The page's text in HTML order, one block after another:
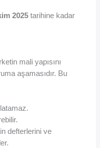
2025 tarihine kadar
mali yapısını
aşamasıdır. Bu
defterlerini ve